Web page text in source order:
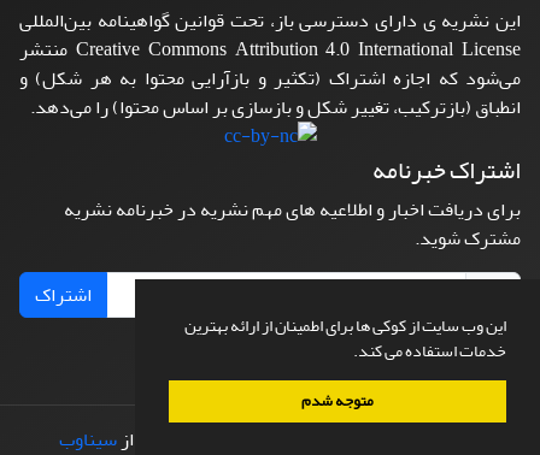
این وب سایت از کوکی ها برای اطمینان از ارائه بهترین
خدمات استفاده می کند.
متوجه شدم
این نشریه ی دارای دسترسی باز، تحت قوانین گواهینامه بین‌المللی
Creative Commons Attribution 4.0 International License منتشر
می‌شود که اجازه اشتراک (تکثیر و بازآرایی محتوا به هر شکل) و
انطباق (بازترکیب، تغییر شکل و بازسازی بر اساس محتوا) را می‌دهد.
اشتراک خبرنامه
برای دریافت اخبار و اطلاعیه های مهم نشریه در خبرنامه نشریه
مشترک شوید.
اشتراک
طراحی و پیاده سازی از سیناوب